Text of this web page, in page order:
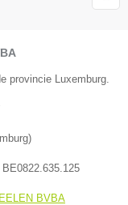
provincie Luxemburg.
)
BE0822.635.125
BVBA